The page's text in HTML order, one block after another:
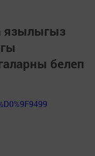
язылыгыз
белеп